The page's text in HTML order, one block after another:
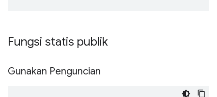
Fungsi statis publik
Gunakan Penguncian